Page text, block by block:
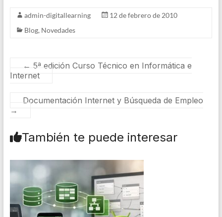
admin-digitallearning
12 de febrero de 2010
Blog, Novedades
← 5ª edición Curso Técnico en Informática e
Internet
Documentación Internet y Búsqueda de Empleo
→
También te puede interesar